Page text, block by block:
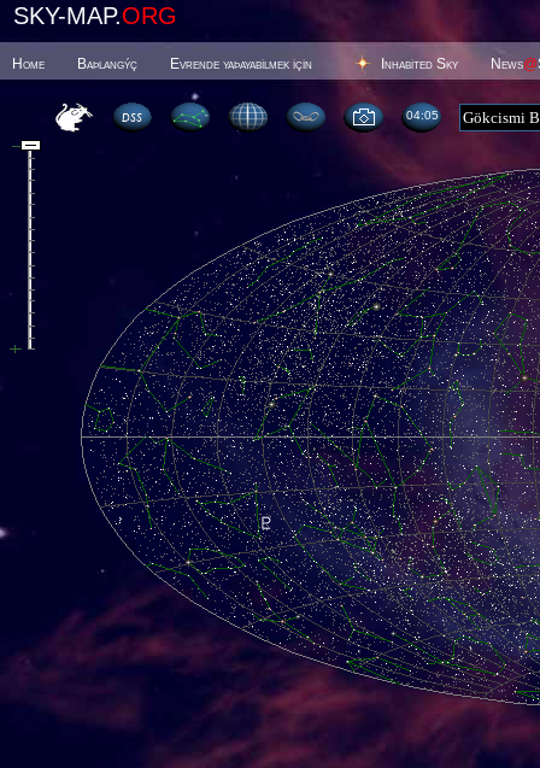
SKY-MAP.ORG
Home Baþlangýç Evrende yaþayabilmek için Inhabited Sky News@
04 05